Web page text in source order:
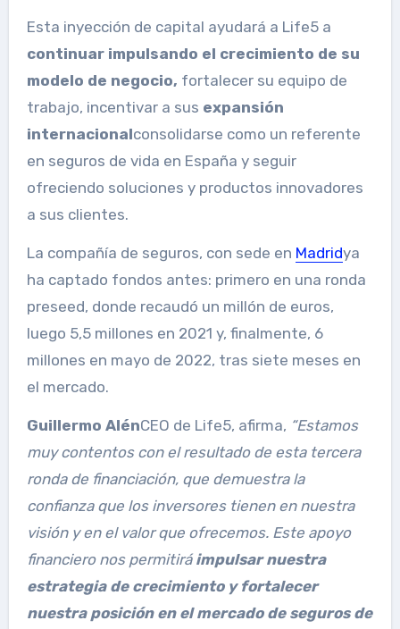
Esta inyección de capital ayudará a Life5 a
continuar impulsando el crecimiento de su
modelo de negocio, fortalecer su equipo de
trabajo, incentivar a sus expansión
internacionalconsolidarse como un referente
en seguros de vida en España y seguir
ofreciendo soluciones y productos innovadores
a sus clientes.
La compañía de seguros, con sede en Madridya
ha captado fondos antes: primero en una ronda
preseed, donde recaudó un millón de euros,
luego 5,5 millones en 2021 y, finalmente, 6
millones en mayo de 2022, tras siete meses en
el mercado.
Guillermo AlénCEO de Life5, afirma, “Estamos
muy contentos con el resultado de esta tercera
ronda de financiación, que demuestra la
confianza que los inversores tienen en nuestra
visión y en el valor que ofrecemos. Este apoyo
financiero nos permitiráimpulsar nuestra
estrategia de crecimiento y fortalecer
nuestra posición en el mercado de seguros de